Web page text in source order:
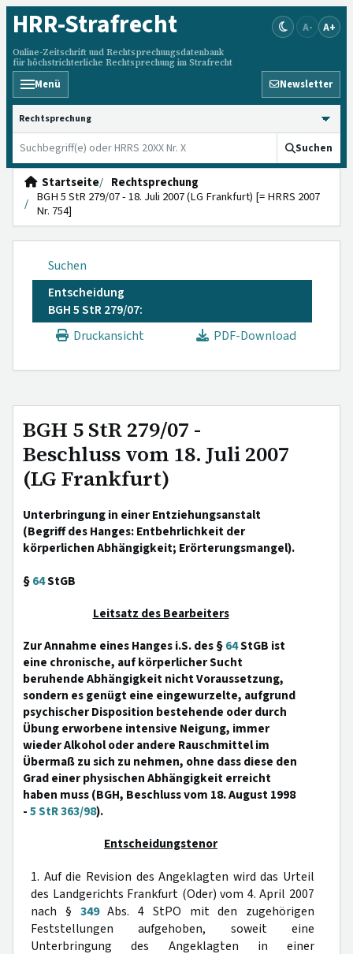
HRR-Strafrecht
Online-Zeitschrift und Rechtsprechungsdatenbank
für höchstrichterliche Rechtsprechung im Strafrecht
A- A+
Menü Newsletter
HRRS durchsuchen
Suchen
Startseite
Rechtsprechung
BGH 5 StR 279/07 - 18. Juli 2007 (LG Frankfurt) [= HRRS 2007
Nr. 754]
Suchen
Entscheidung
BGH 5 StR 279/07:
Druckansicht
PDF-Download
BGH 5 StR 279/07 -
Beschluss vom 18. Juli 2007
(LG Frankfurt)
Unterbringung in einer Entziehungsanstalt
(Begriff des Hanges: Entbehrlichkeit der
körperlichen Abhängigkeit; Erörterungsmangel).
§64StGB
Leitsatz des Bearbeiters
Zur Annahme eines Hanges i.S. des §64StGB ist
eine chronische, auf körperlicher Sucht
beruhende Abhängigkeit nicht Voraussetzung,
sondern es genügt eine eingewurzelte, aufgrund
psychischer Disposition bestehende oder durch
Übung erworbene intensive Neigung, immer
wieder Alkohol oder andere Rauschmittel im
Übermaß zu sich zu nehmen, ohne dass diese den
Grad einer physischen Abhängigkeit erreicht
haben muss (BGH, Beschluss vom 18. August 1998
-5 StR 363/98).
Entscheidungstenor
1. Auf die Revision des Angeklagten wird das Urteil
des Landgerichts Frankfurt (Oder) vom 4. April 2007
nach § 349Abs. 4 StPO mit den zugehörigen
Feststellungen aufgehoben, soweit eine
Unterbringung des Angeklagten in einer